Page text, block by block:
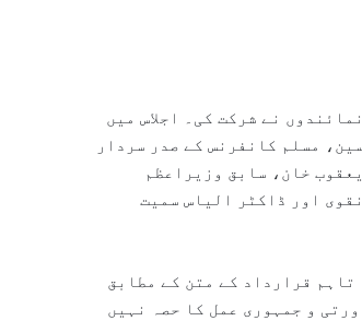
نے شرکت کی۔ اجلاس میں
مسلم کانفرنس کے صدر سردار
خان، سابق وزیراعظم
اور ڈاکٹر الیاس سمیت
تاہم قرارداد کے متن کے مطابق
و جمہوری عمل کا حصہ نہیں